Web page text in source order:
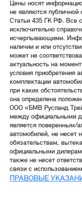
Цены носят
не являются
Статьи 435 ГК РФ. Все
исключительно
исчерпывающими.
наличии и или
может не
актуальность на
условия приобретения
комплектации
при каких
она определена
ООО «БМВ Русланд
между официальными
является поверенным/
автомобилей, не несет
обязательствам,
официальными
также не несет
связи с
ПРАВОВЫЕ